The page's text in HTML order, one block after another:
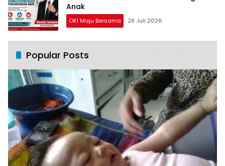
Anak
OKI Maju Bersama 28 Juli 2026
Popular Posts